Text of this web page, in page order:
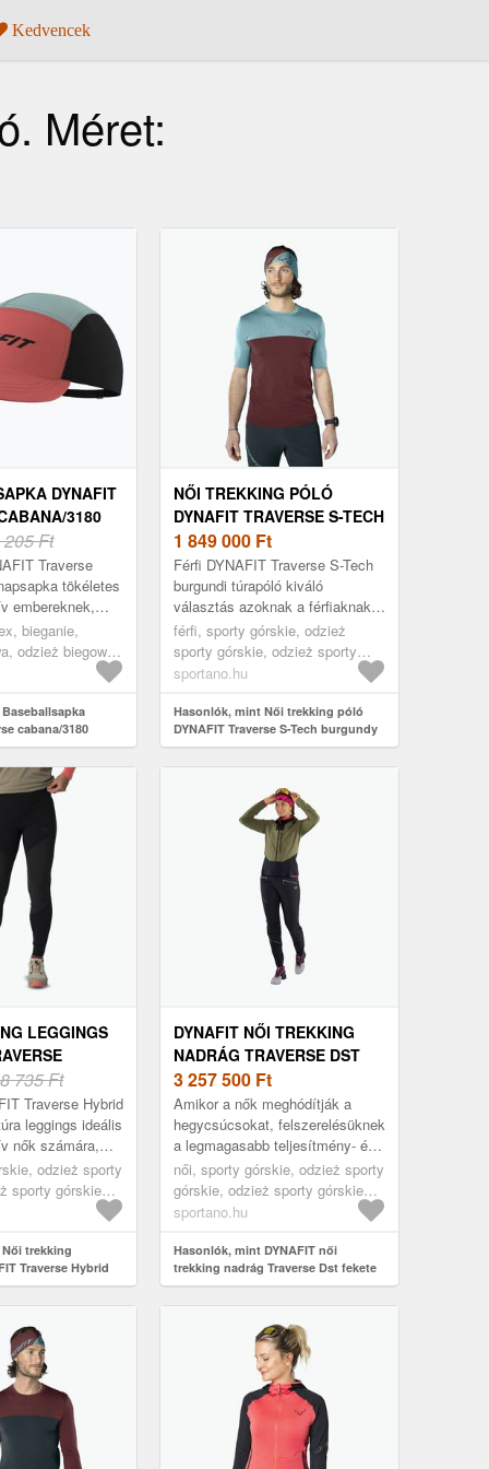
Kedvencek
Méret:
DYNAFIT
3180
0000072079)
Ft
Traverse
tökéletes
embereknek,
kényelmet és a
közben.
bieganie,
odzież biegowa
színes
cabana/3180
NŐI TREKKING PÓLÓ
DYNAFIT TRAVERSE S-TECH
BURGUNDY (TRAVERSE S-
TECH 08-0000071552)
1 849 000 Ft
Férfi DYNAFIT Traverse S-Tech
burgundi túrapóló kiváló
választás azoknak a férfiaknak,
akik aktívan töltik idejüket a
hegyi túraútvonalakon. Túrázá...
férfi, sporty górskie, odzież
sporty górskie, odzież sporty
górskie koszulka, bordó
sportano.hu
Hasonlók, mint Női trekking póló
DYNAFIT Traverse S-Tech burgundy
(Traverse S-Tech 08-0000071552)
LEGGINGS
OUT
08-
735 Ft
Traverse Hybrid
leggings ideális
nők számára,
és funkcionalitást
túráik so...
odzież sporty
sporty górskie
trekking
Traverse Hybrid
Hybrid 08-
DYNAFIT NŐI TREKKING
NADRÁG TRAVERSE DST
FEKETE 08-0000071461
(TRAVERSE DST 08-
0000071461)
3 257 500 Ft
Amikor a nők meghódítják a
hegycsúcsokat, felszerelésüknek
a legmagasabb teljesítmény- és
kényelmi követelményeknek kell
megfelelnie. A női túranad...
női, sporty górskie, odzież sporty
górskie, odzież sporty górskie
spodnie trekkingowe, fekete
sportano.hu
Hasonlók, mint DYNAFIT női
trekking nadrág Traverse Dst fekete
08-0000071461 (Traverse Dst 08-
0000071461)